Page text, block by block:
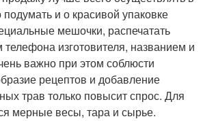
и о красивой упаковке
мешочки, распечатать
телефона изготовителя, названием и
важно при этом соблюсти
рецептов и добавление
трав только повысит спрос. Для
мерные весы, тара и сырье.